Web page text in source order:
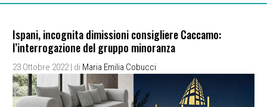
Ispani, incognita dimissioni consigliere Caccamo:
l’interrogazione del gruppo minoranza
23 Ottobre 2022 | di Maria Emilia Cobucci